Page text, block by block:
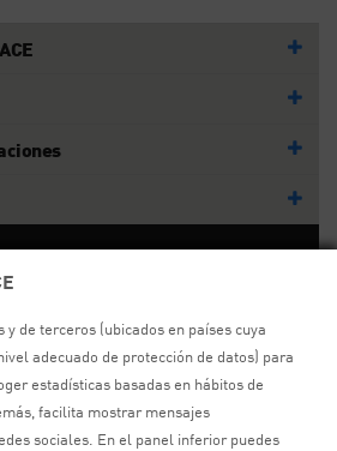
y de terceros (ubicados en países cuya
adecuado de protección de datos) para
estadísticas basadas en hábitos de
facilita mostrar mensajes
sociales. En el panel inferior puedes
los derechos reservados
y sitemap
Aviso legal